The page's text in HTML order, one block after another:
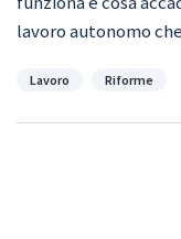
lavoro autonomo
Categorie
Lavoro Riforme